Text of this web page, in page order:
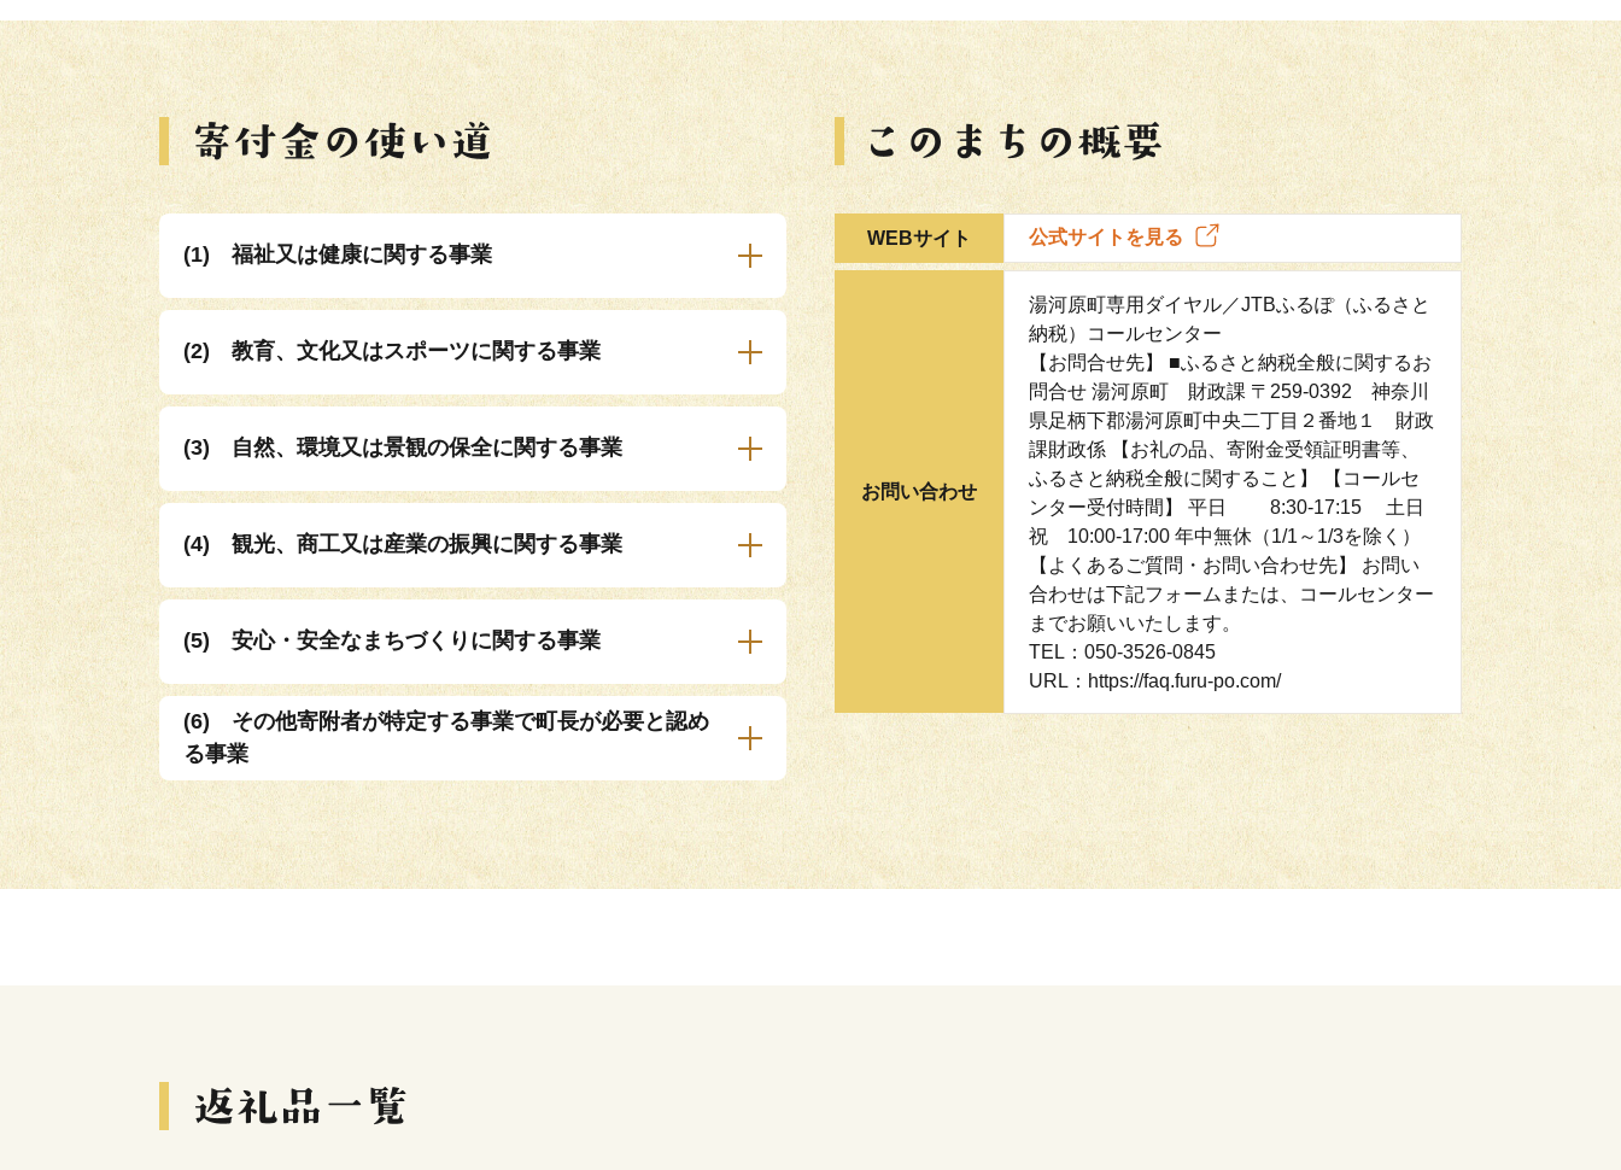
(1) 福祉又は健康に関する事業
(2) 教育、文化又はスポーツに関する事業
(3) 自然、環境又は景観の保全に関する事業
(4) 観光、商工又は産業の振興に関する事業
(5) 安心・安全なまちづくりに関する事業
(6) その他寄附者が特定する事業で町長が必要と認め
る事業
WEBサイト 公式サイトを見る
お問い合わせ
湯河原町専用ダイヤル／JTBふるぽ（ふるさと
納税）コールセンター
【お問合せ先】 ■ふるさと納税全般に関するお
問合せ 湯河原町 財政課 〒259-0392 神奈川
県足柄下郡湯河原町中央二丁目２番地１ 財政
課財政係 【お礼の品、寄附金受領証明書等、
ふるさと納税全般に関すること】 【コールセ
ンター受付時間】 平日 8:30-17:15 土日
祝 10:00-17:00 年中無休（1/1～1/3を除く）
【よくあるご質問・お問い合わせ先】 お問い
合わせは下記フォームまたは、コールセンター
までお願いいたします。
TEL：050-3526-0845
URL：https://faq.furu-po.com/